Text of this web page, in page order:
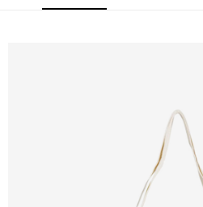
每筆NT$110，滿NT$2,000(含以上)免